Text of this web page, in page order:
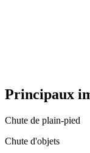
Principaux
Chute de plain-pied
Chute d'objets